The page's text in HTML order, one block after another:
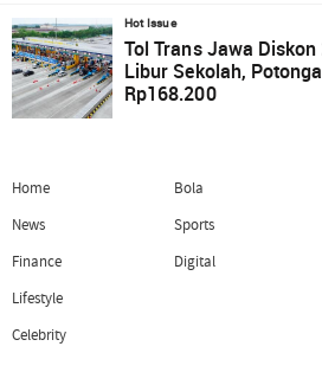
Hot Issue
Tol Trans Jawa
Libur Sekolah,
Rp168.200
Home
News
Finance
Lifestyle
Celebrity
Bola
Sports
Digital